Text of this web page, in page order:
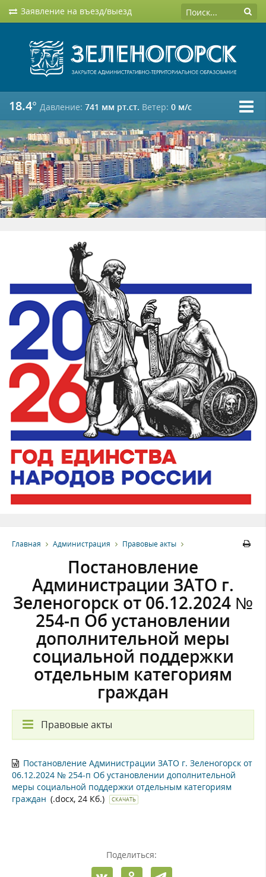
Заявление на въезд/выезд
18.4° Давление: 741 мм рт.ст. Ветер: 0 м/c
Главная Администрация Правовые акты
Постановление
Администрации ЗАТО г.
Зеленогорск от 06.12.2024 №
254-п Об установлении
дополнительной меры
социальной поддержки
отдельным категориям
граждан
Правовые акты
Постановление Администрации ЗАТО г. Зеленогорск от
06.12.2024 № 254-п Об установлении дополнительной
меры социальной поддержки отдельным категориям
граждан (.docx, 24 Кб.) СКАЧАТЬ
Поделиться: